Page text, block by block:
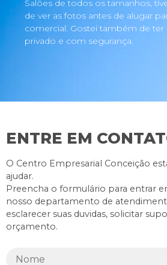
Salões de todos os tamanhos,
de ver as fotos antes de alugar
comercial. Gostei também de
privado e com segurança.
ENTRE EM
O Centro Empresarial Conceição
ajudar.
Preencha o formulário para entrar
nosso departamento de
esclarecer suas duvidas, solicitar
orçamento.